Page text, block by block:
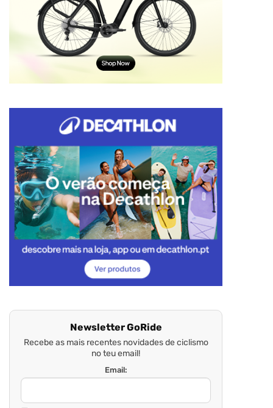
Newsletter GoRide
Recebe as mais recentes novidades de ciclismo
no teu email!
Email: